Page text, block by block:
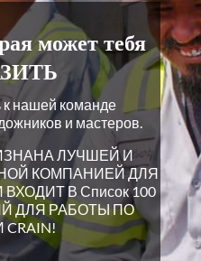
может тебя
нашей команде
и мастеров.
ЛУЧШЕЙ И
КОМПАНИЕЙ ДЛЯ
В Список 100
ДЛЯ РАБОТЫ ПО